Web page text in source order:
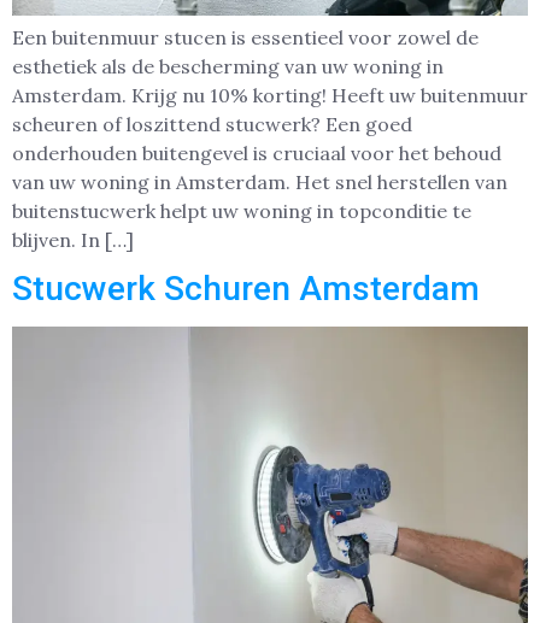
Een buitenmuur stucen is essentieel voor zowel de
esthetiek als de bescherming van uw woning in
Amsterdam. Krijg nu 10% korting! Heeft uw buitenmuur
scheuren of loszittend stucwerk? Een goed
onderhouden buitengevel is cruciaal voor het behoud
van uw woning in Amsterdam. Het snel herstellen van
buitenstucwerk helpt uw woning in topconditie te
blijven. In […]
Stucwerk Schuren Amsterdam